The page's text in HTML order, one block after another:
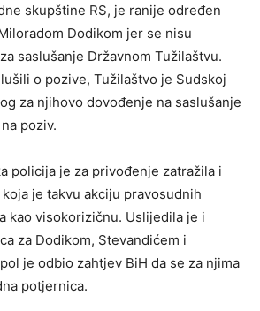
skupštine RS, je ranije određen
Dodikom jer se nisu
saslušanje Državnom Tužilaštvu.
o pozive, Tužilaštvo je Sudskoj
za njihovo dovođenje na saslušanje
poziv.
policija je za privođenje zatražila i
je takvu akciju pravosudnih
kao visokorizičnu. Uslijedila je i
za Dodikom, Stevandićem i
je odbio zahtjev BiH da se za njima
potjernica.